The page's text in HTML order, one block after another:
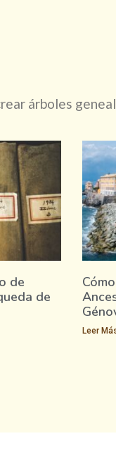
árboles
de
de
Leer